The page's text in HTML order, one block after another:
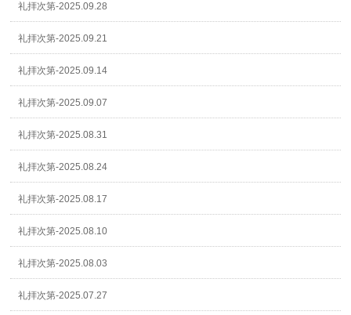
礼拝次第-2025.09.28
礼拝次第-2025.09.21
礼拝次第-2025.09.14
礼拝次第-2025.09.07
礼拝次第-2025.08.31
礼拝次第-2025.08.24
礼拝次第-2025.08.17
礼拝次第-2025.08.10
礼拝次第-2025.08.03
礼拝次第-2025.07.27